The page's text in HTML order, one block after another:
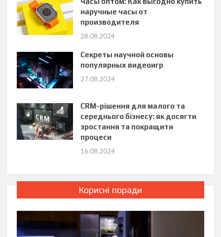
наручные часы от
производителя
28.08.2024
Секреты научной основы
популярных видеоигр
27.08.2024
CRM-рішення для малого та
середнього бізнесу: як досягти
зростання та покращити
процеси
16.08.2024
Корисні поради